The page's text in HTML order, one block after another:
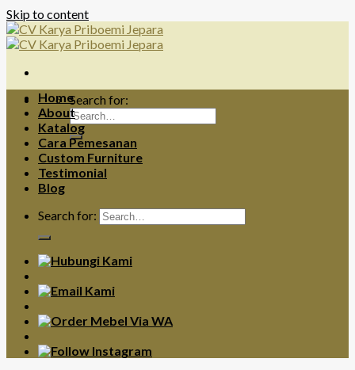
Skip to content
Search for:
Home
About
Katalog
Cara Pemesanan
Custom Furniture
Testimonial
Blog
Search for: